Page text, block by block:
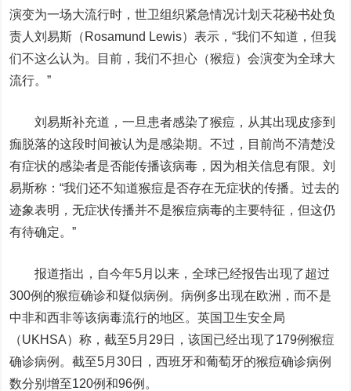
演变为一场大流行时，世卫组织紧急情况计划天花秘书处负
责人刘易斯（Rosamund Lewis）表示，“我们不知道，但我
们不这么认为。目前，我们不担心（猴痘）会演变为全球大
流行。”
刘易斯补充道，一旦患者感染了猴痘，从其出现皮疹到
痂脱落的这段时间被认为是感染期。不过，目前尚不清楚没
有症状的感染者是否能传播该病毒，因为相关信息有限。刘
易斯称：“我们还不知道猴痘是否存在无症状的传播。过去的
迹象表明，无症状传播并不是猴痘病毒的主要特征，但这仍
有待确定。”
报道指出，自今年5月以来，全球已经报告出现了超过
300例的猴痘确诊和疑似病例。病例多出现在欧洲，而不是
中非和西非等该病毒流行的地区。英国卫生安全局
（UKHSA）称，截至5月29日，该国已经出现了179例猴痘
确诊病例。截至5月30日，西班牙和葡萄牙的猴痘确诊病例
数分别增至120例和96例。